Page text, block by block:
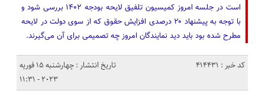
است در جلسه امروز کمیسیون تلفیق لایحه بودجه ۱۴۰۲ بررسی شود و
با توجه به پیشنهاد ۲۰ درصدی افزایش حقوق که از سوی دولت در لایحه
مطرح شده بود باید دید نمایندگان امروز چه تصمیمی برای آن می‌گیرند.
کد خبر : 414431
تاریخ انتشار : چهارشنبه 15 فوریه
2023 - 11:31